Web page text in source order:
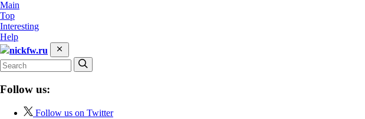
Main
Top
Interesting
Help
nickfw.ru
Follow us:
Follow us on Twitter